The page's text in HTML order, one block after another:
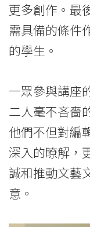
更多創作。最
需具備的條件
的學生。
一眾參與講座
二人毫不吝嗇
他們不但對編
深入的瞭解，
誠和推動文藝
意。